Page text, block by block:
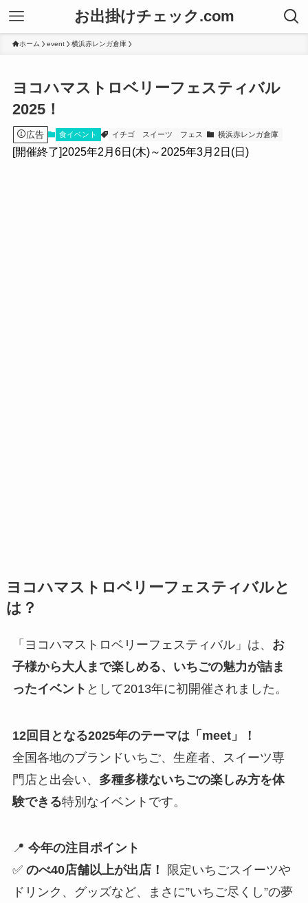
お出掛けチェック.com
ホーム event 横浜赤レンガ倉庫
ヨコハマストロベリーフェスティバル
2025！
広告 食イベント イチゴ スイーツ フェス 横浜赤レンガ倉庫
[開催終了]2025年2月6日(木)～2025年3月2日(日)
ヨコハマストロベリーフェスティバルと
は？
「ヨコハマストロベリーフェスティバル」は、 お
子様から大人まで楽しめる、いちごの魅力が詰ま
ったイベント として2013年に初開催されました。
12回目となる2025年のテーマは「meet」！
全国各地のブランドいちご、生産者、スイーツ専
門店と出会い、 多種多様ないちごの楽しみ方を体
験できる特別なイベントです。
📍 今年の注目ポイント
✅ のべ40店舗以上が出店！
限定いちごスイーツや
ドリンク、グッズなど、まさに”いちご尽くし”の夢